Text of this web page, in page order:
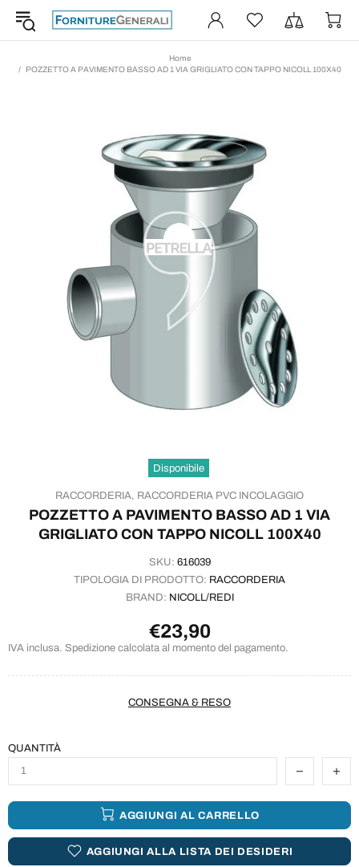
Home
POZZETTO A PAVIMENTO BASSO AD 1 VIA GRIGLIATO CON TAPPO NICOLL 100X40
Disponibile
RACCORDERIA, RACCORDERIA PVC INCOLAGGIO
POZZETTO A PAVIMENTO BASSO AD 1 VIA
GRIGLIATO CON TAPPO NICOLL 100X40
SKU: 616039
TIPOLOGIA DI PRODOTTO: RACCORDERIA
BRAND: NICOLL/REDI
€23,90
IVA inclusa. Spedizione calcolata al momento del pagamento.
CONSEGNA & RESO
QUANTITÀ
AGGIUNGI AL CARRELLO
AGGIUNGI ALLA LISTA DEI DESIDERI